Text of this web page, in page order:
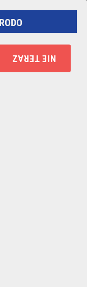
NIE TERAZ
używanie cookies,
przeglądarki.